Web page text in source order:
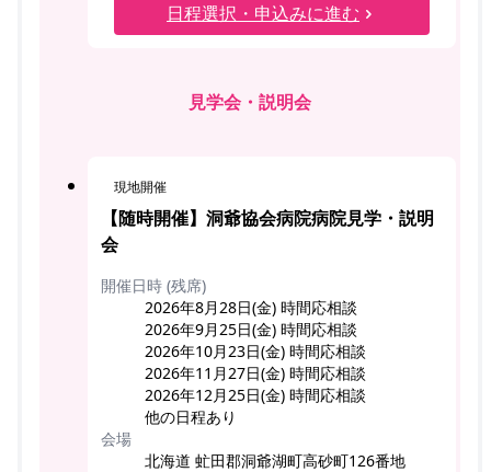
日程選択・申込みに進む
見学会・説明会
現地開催
【随時開催】洞爺協会病院病院見学・説明
会
開催日時 (残席)
2026年8月28日(金) 時間応相談
2026年9月25日(金) 時間応相談
2026年10月23日(金) 時間応相談
2026年11月27日(金) 時間応相談
2026年12月25日(金) 時間応相談
他の日程あり
会場
北海道 虻田郡洞爺湖町高砂町126番地